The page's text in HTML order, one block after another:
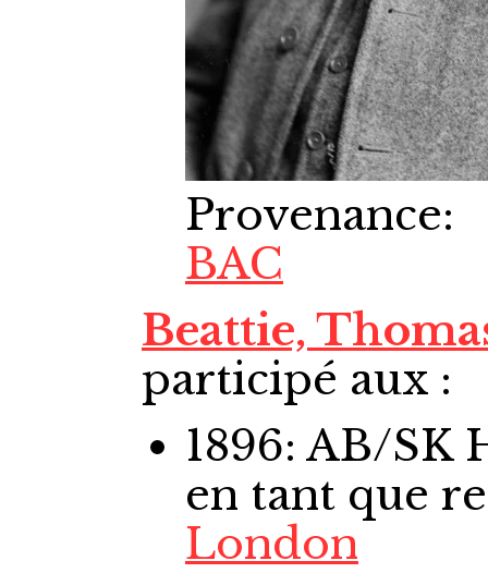
Provenance:
BAC
Beattie,
participé aux :
1896: AB/SK
en tant que
London